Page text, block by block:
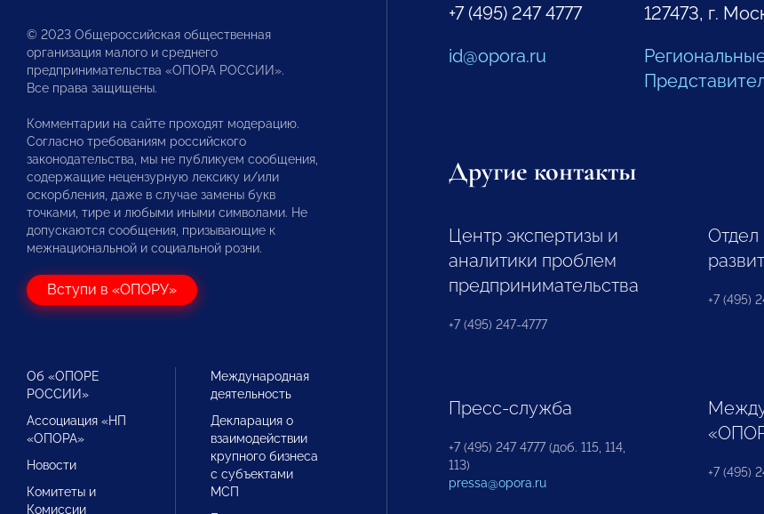
© 2023 Общероссийская общественная
организация малого и среднего
предпринимательства «ОПОРА РОССИИ».
Все права защищены.
Комментарии на сайте проходят модерацию.
Согласно требованиям российского
законодательства, мы не публикуем сообщения,
содержащие нецензурную лексику и/или
оскорбления, даже в случае замены букв
точками, тире и любыми иными символами. Не
допускаются сообщения, призывающие к
межнациональной и социальной розни.
Вступи в «ОПОРУ»
Об «ОПОРЕ
РОССИИ»
Ассоциация «НП
«ОПОРА»
Новости
Комитеты и
Комиссии
Международная
деятельность
Декларация о
взаимодействии
крупного бизнеса
с субъектами
МСП
+7 (495) 247 4777
id@opora.ru
127473, г.
Другие контакты
Центр экспертизы и
аналитики проблем
предпринимательства
+7 (495) 247-4777
Отдел
+7 (495)
Пресс-служба
+7 (495) 247 4777 (доб. 115, 114,
113)
pressa@opora.ru
+7 (495)